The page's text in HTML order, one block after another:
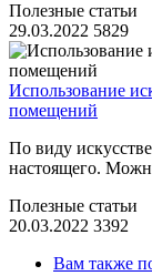
Полезные статьи
29.03.2022 5829
Использование
помещений
По виду
настоящего.
Полезные статьи
20.03.2022 3392
Вам также